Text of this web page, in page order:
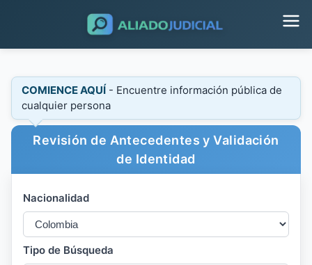
COMIENCE AQUÍ - Encuentre información pública de
cualquier persona
Revisión de Antecedentes y Validación
de Identidad
Nacionalidad
Tipo de Búsqueda